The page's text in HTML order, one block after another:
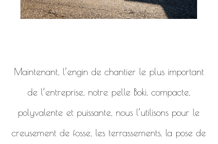
Maintenant, l’engin de chantier le plus important
de l’entreprise, notre pelle Boki, compacte,
polyvalente et puissante, nous l’utilisons pour le
creusement de fosse, les terrassements, la pose de